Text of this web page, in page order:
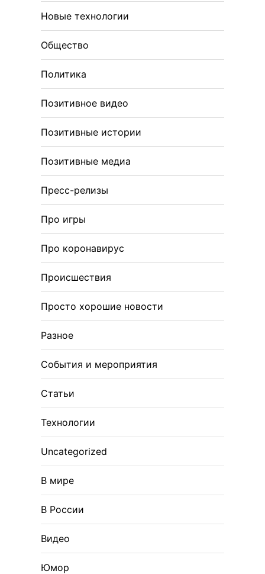
Новые технологии
Общество
Политика
Позитивное видео
Позитивные истории
Позитивные медиа
Пресс-релизы
Про игры
Про коронавирус
Происшествия
Просто хорошие новости
Разное
События и мероприятия
Статьи
Технологии
Uncategorized
В мире
В России
Видео
Юмор